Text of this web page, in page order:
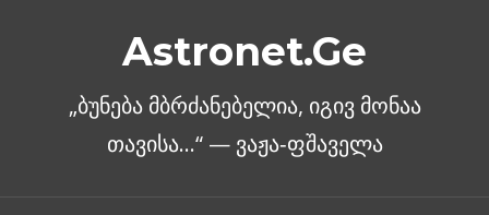
Astronet.Ge